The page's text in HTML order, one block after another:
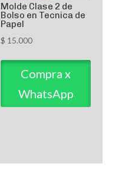
Molde Clase 2 de
Bolso en Tecnica de
Papel
$ 15.000
Compra x
WhatsApp